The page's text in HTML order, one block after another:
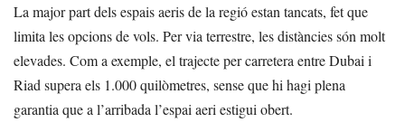
La major part dels espais aeris de la regió estan tancats, fet que
limita les opcions de vols. Per via terrestre, les distàncies són molt
elevades. Com a exemple, el trajecte per carretera entre Dubai i
Riad supera els 1.000 quilòmetres, sense que hi hagi plena
garantia que a l’arribada l’espai aeri estigui obert.